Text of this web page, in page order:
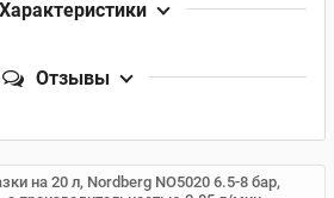
Характеристики
Отзывы
на 20 л, Nordberg NO5020 6.5-8 бар,